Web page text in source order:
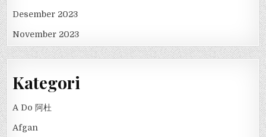
Desember 2023
November 2023
Kategori
A Do 阿杜
Afgan